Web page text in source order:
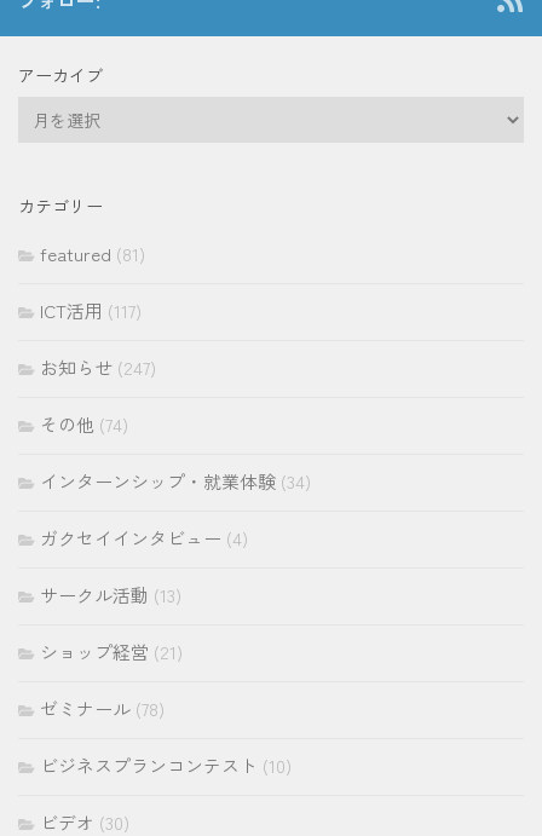
アーカイブ
イ
カテゴリー
featured (81)
ICT活用 (117)
お知らせ (247)
その他 (74)
インターンシップ・就業体験 (34)
ガクセイインタビュー (4)
サークル活動 (13)
ショップ経営 (21)
ゼミナール (78)
ビジネスプランコンテスト (10)
ビデオ (30)